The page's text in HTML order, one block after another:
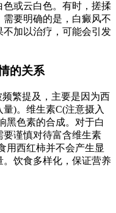
或云白色。有时，搓揉
要明确的是，白癜风不
加以治疗，可能会引发
的关系
繁提及，主要是因为西
)。维生素C(注意摄入
黑色素的合成。对于白
谨慎对待富含维生素
用西红柿并不会产生显
饮食多样化，保证营养